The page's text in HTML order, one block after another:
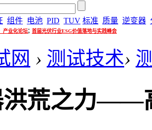
组件 电池 PID TUV 标准 质量 逆变器
产业化论坛; 首届光伏行业ESG价值落地与实践峰会
网 › 测试技术›
洪荒之力——